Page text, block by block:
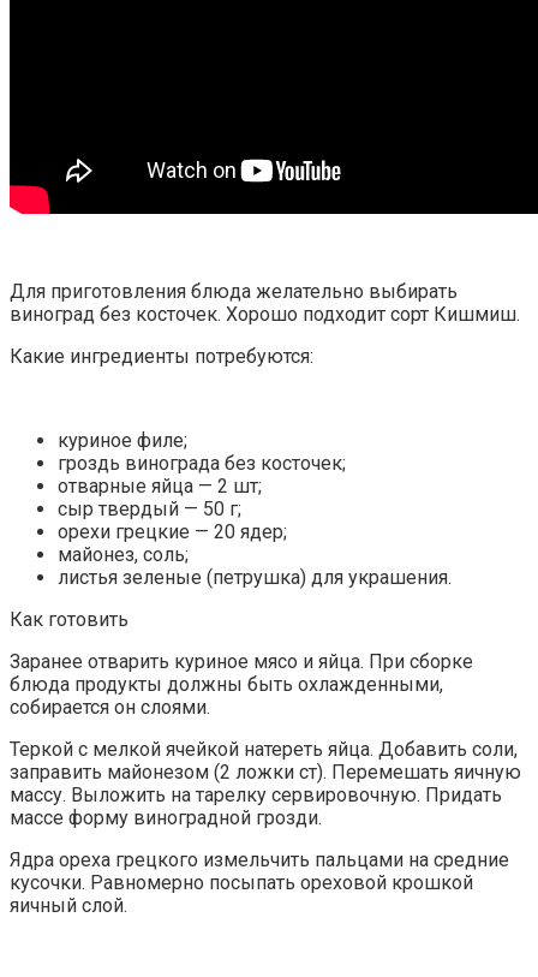
Для приготовления блюда желательно выбирать
виноград без косточек. Хорошо подходит сорт Кишмиш.
Какие ингредиенты потребуются:
куриное филе;
гроздь винограда без косточек;
отварные яйца — 2 шт;
сыр твердый — 50 г;
орехи грецкие — 20 ядер;
майонез, соль;
листья зеленые (петрушка) для украшения.
Как готовить
Заранее отварить куриное мясо и яйца. При сборке
блюда продукты должны быть охлажденными,
собирается он слоями.
Теркой с мелкой ячейкой натереть яйца. Добавить соли,
заправить майонезом (2 ложки ст). Перемешать яичную
массу. Выложить на тарелку сервировочную. Придать
массе форму виноградной грозди.
Ядра ореха грецкого измельчить пальцами на средние
кусочки. Равномерно посыпать ореховой крошкой
яичный слой.